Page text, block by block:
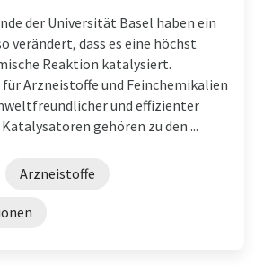
der Universität Basel haben ein
verändert, dass es eine höchst
Reaktion katalysiert.
Arzneistoffe und Feinchemikalien
und effizienter
gehören zu den ...
Arzneistoffe